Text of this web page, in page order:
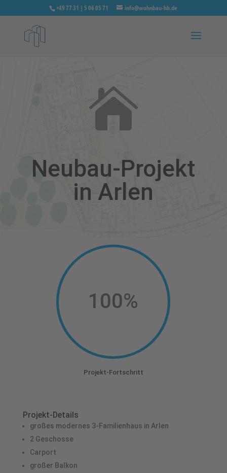
+49 77 31 | 5 06 05 71 info@wohnbau-hb.de

Neubau-Projekt
in Arlen
100%
Projekt-Fortschritt
Projekt-Details
großes modernes 3-Familienhaus in Arlen
2 Geschosse
Carport
großer Balkon